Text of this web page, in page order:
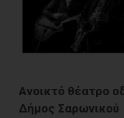
Ανοικτό θέατρο
Δήμος Σαρωνικού